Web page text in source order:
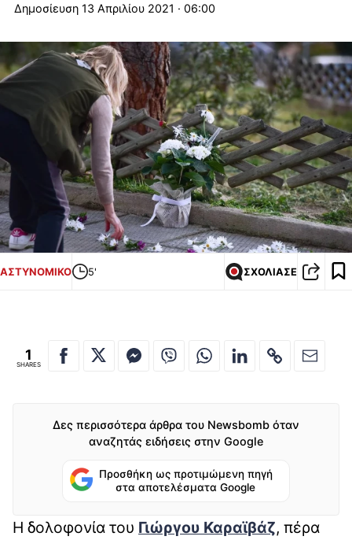
13 Απριλίου 2021 · 06:00
ΑΣΤΥΝΟΜΙΚΟ 5' ΣΧΟΛΙΑΣΕ
1
SHARES
Δες περισσότερα άρθρα του Newsbomb όταν
αναζητάς ειδήσεις στην Google
Προσθήκη ως προτιμώμενη πηγή
στα αποτελέσματα Google
Η δολοφονία του Γιώργου Καραϊβάζ, πέρα